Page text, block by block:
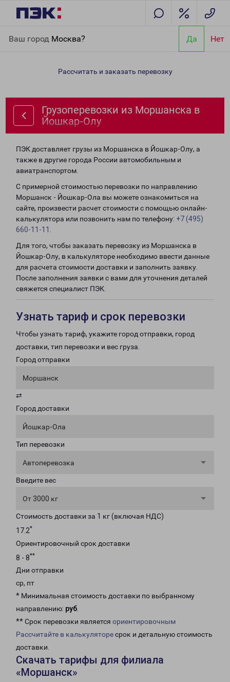
Ваш город Москва? Да Нет
Йошкар-Олу
Рассчитать и заказать перевозку
Грузоперевозки из Моршанска в
Йошкар-Олу
ПЭК доставляет грузы из Моршанска в Йошкар-Олу, а
также в другие города России автомобильным и
авиатранспортом.
С примерной стоимостью перевозки по направлению
Моршанск - Йошкар-Ола вы можете ознакомиться на
сайте, произвести расчет стоимости с помощью онлайн-
калькулятора или позвонить нам по телефону: +7 (495)
660-11-11
Для того, чтобы заказать перевозку из Моршанска в
Йошкар-Олу, в калькуляторе необходимо ввести данные
для расчета стоимости доставки и заполнить заявку.
После заполнения заявки с вами для уточнения деталей
свяжется специалист ПЭК.
Узнать тариф и срок перевозки
Чтобы узнать тариф, укажите город отправки, город
доставки, тип перевозки и вес груза.
Город отправки
Моршанск
⇄
Город доставки
Йошкар-Ола
Тип перевозки
Автоперевозка
Введите вес
От 3000 кг
Стоимость доставки за 1 кг (включая НДС)
17.2*
Ориентировочный срок доставки
8 - 8**
Дни отправки
ср, пт
* Минимальная стоимость доставки по выбранному
направлению: руб.
** Срок перевозки является ориентировочным
Рассчитайте в калькуляторесрок и детальную стоимость
доставки.
Скачать тарифы для филиала
«Моршанск»